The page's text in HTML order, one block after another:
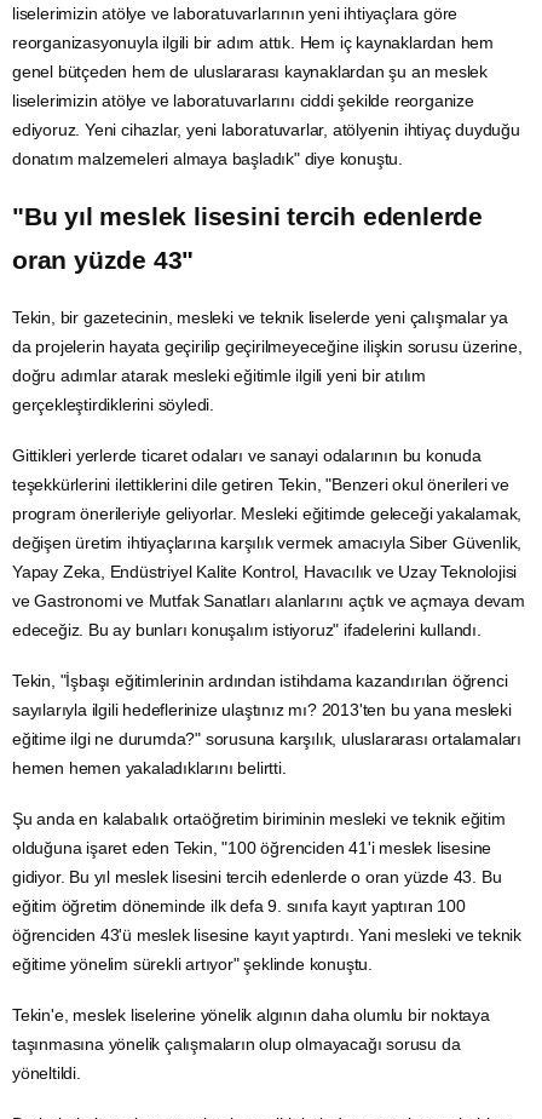
liselerimizin atölye ve laboratuvarlarının yeni ihtiyaçlara göre
reorganizasyonuyla ilgili bir adım attık. Hem iç kaynaklardan hem
genel bütçeden hem de uluslararası kaynaklardan şu an meslek
liselerimizin atölye ve laboratuvarlarını ciddi şekilde reorganize
ediyoruz. Yeni cihazlar, yeni laboratuvarlar, atölyenin ihtiyaç duyduğu
donatım malzemeleri almaya başladık" diye konuştu.
"Bu yıl meslek lisesini tercih edenlerde
oran yüzde 43"
Tekin, bir gazetecinin, mesleki ve teknik liselerde yeni çalışmalar ya
da projelerin hayata geçirilip geçirilmeyeceğine ilişkin sorusu üzerine,
doğru adımlar atarak mesleki eğitimle ilgili yeni bir atılım
gerçekleştirdiklerini söyledi.
Gittikleri yerlerdeticaretodaları ve sanayi odalarının bu konuda
teşekkürlerini ilettiklerini dile getiren Tekin, "Benzeri okul önerileri ve
program önerileriyle geliyorlar. Mesleki eğitimde geleceği yakalamak,
değişen üretim ihtiyaçlarına karşılık vermek amacıyla Siber Güvenlik,
Yapay Zeka, Endüstriyel Kalite Kontrol, Havacılık ve UzayTeknolojisi
veGastronomive Mutfak Sanatları alanlarını açtık ve açmaya devam
edeceğiz. Bu ay bunları konuşalım istiyoruz" ifadelerini kullandı.
Tekin, "İşbaşı eğitimlerinin ardından istihdama kazandırılan öğrenci
sayılarıyla ilgili hedeflerinize ulaştınız mı? 2013'ten bu yana mesleki
eğitime ilgi ne durumda?" sorusuna karşılık, uluslararası ortalamaları
hemen hemen yakaladıklarını belirtti.
Şu anda en kalabalık ortaöğretim biriminin mesleki ve teknik eğitim
olduğuna işaret eden Tekin, "100 öğrenciden 41'i meslek lisesine
gidiyor. Bu yıl meslek lisesini tercih edenlerde o oran yüzde 43. Bu
eğitim öğretim döneminde ilk defa 9. sınıfa kayıt yaptıran 100
öğrenciden 43'ü meslek lisesine kayıt yaptırdı. Yani mesleki ve teknik
eğitime yönelim sürekli artıyor" şeklinde konuştu.
Tekin'e, meslek liselerine yönelik algının daha olumlu bir noktaya
taşınmasına yönelik çalışmaların olup olmayacağı sorusu da
yöneltildi.